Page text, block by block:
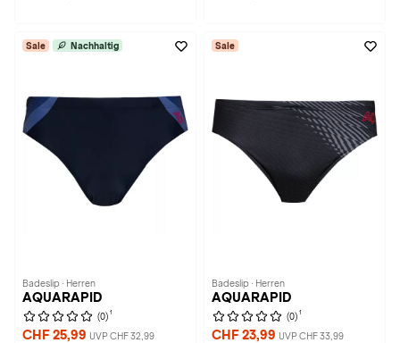
Sale Nachhaltig
Badeslip · Herren
AQUARAPID
(0) 1
CHF 25,99 UVP CHF 32,99
Sale
Badeslip · Herren
AQUARAPID
(0) 1
CHF 23,99 UVP CHF 33,99